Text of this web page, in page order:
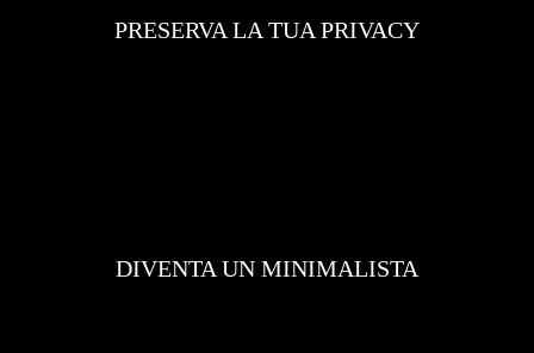
PRESERVA LA TUA PRIVACY
DIVENTA UN MINIMALISTA